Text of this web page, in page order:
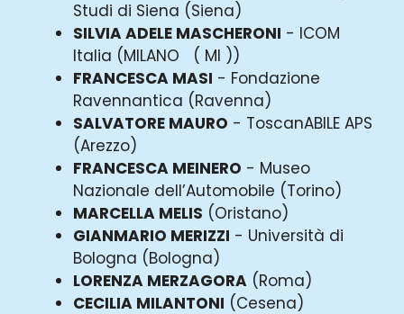
Studi di Siena (Siena)
SILVIA ADELE MASCHERONI - ICOM
Italia (MILANO ( MI ))
FRANCESCA MASI - Fondazione
Ravennantica (Ravenna)
SALVATORE MAURO - ToscanABILE APS
(Arezzo)
FRANCESCA MEINERO - Museo
Nazionale dell’Automobile (Torino)
MARCELLA MELIS (Oristano)
GIANMARIO MERIZZI - Università di
Bologna (Bologna)
LORENZA MERZAGORA (Roma)
CECILIA MILANTONI (Cesena)